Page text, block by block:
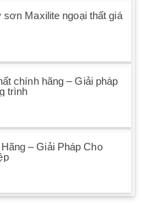
Maxilite ngoại thất giá
chính hãng – Giải pháp
trình
– Giải Pháp Cho